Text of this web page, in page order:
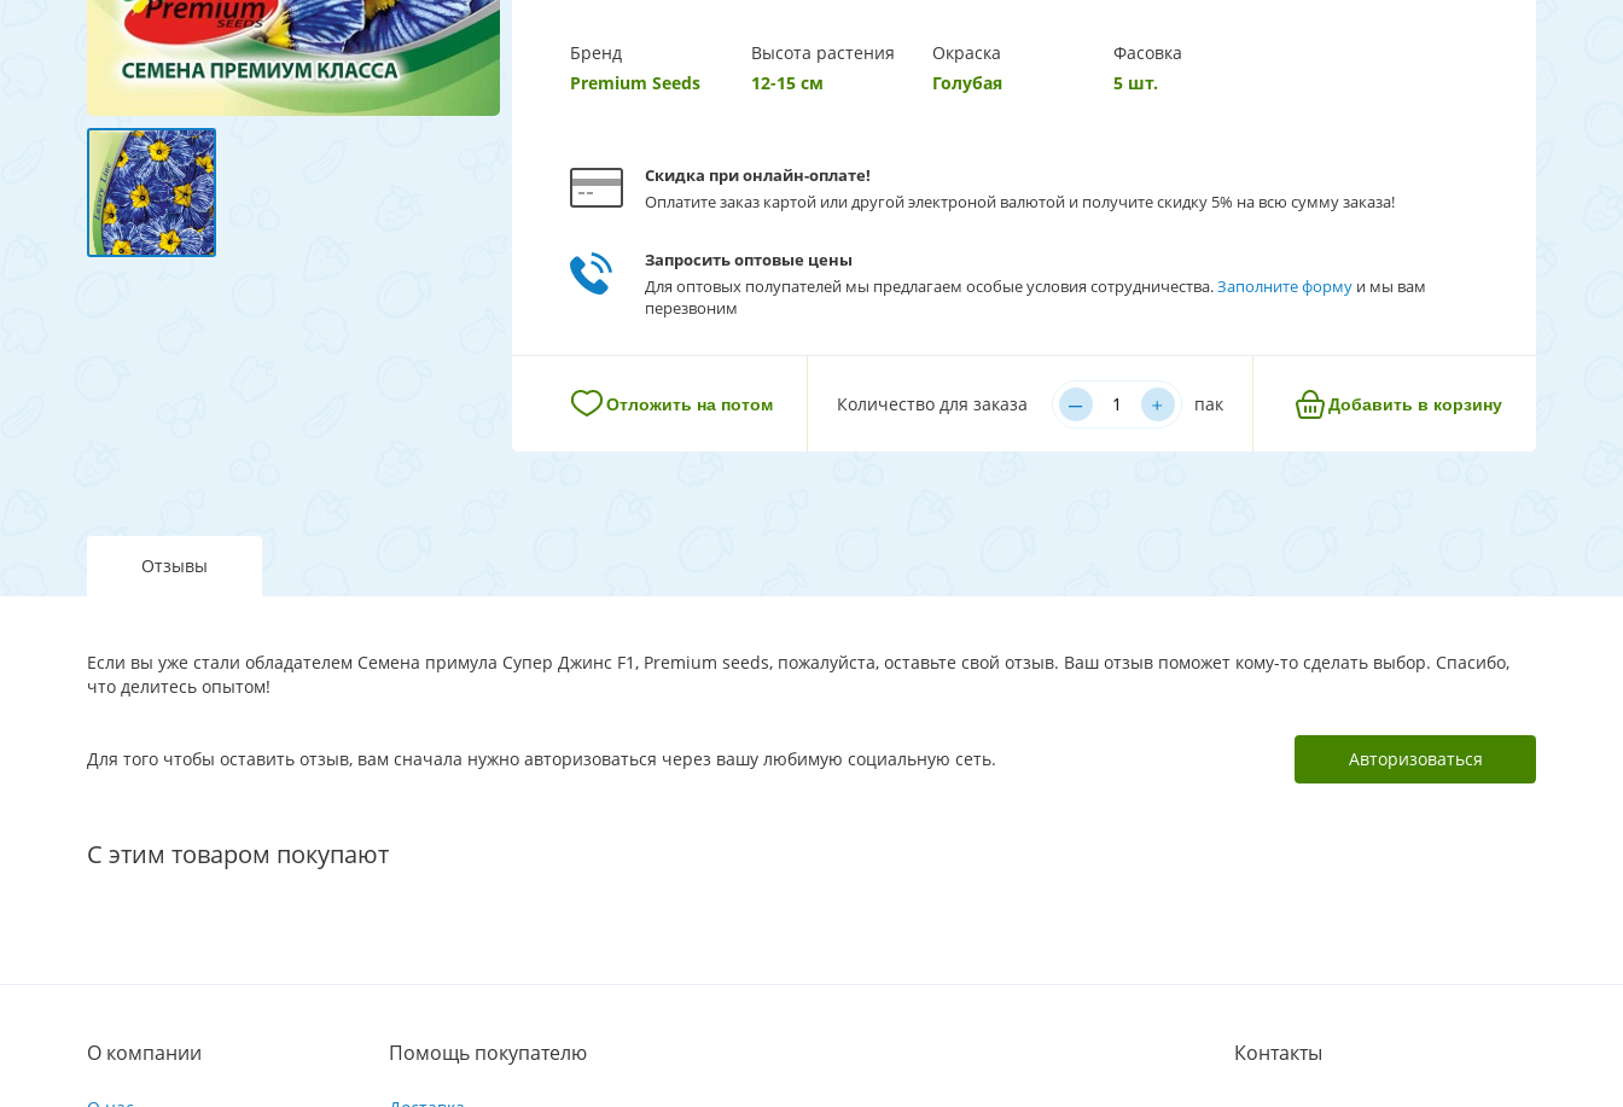
Бренд
Premium Seeds
Высота растения
12-15 см
Окраска
Голубая
Фасовка
5 шт.
Скидка при онлайн-оплате!
Оплатите заказ картой или другой электроной валютой и получите скидку 5% на всю сумму заказа!
Запросить оптовые цены
Для оптовых полупателей мы предлагаем особые условия сотрудничества.Заполните форму и мы вам
перезвоним
Отложить на потом Количество для заказа – ﹢ пак Добавить в корзину
Отзывы
Если вы уже стали обладателем Семена примула Супер Джинс F1, Premium seeds, пожалуйста, оставьте свой отзыв. Ваш отзыв поможет кому-то сделать выбор. Спасибо,
что делитесь опытом!
Для того чтобы оставить отзыв, вам сначала нужно авторизоваться через вашу любимую социальную сеть. Авторизоваться
С этим товаром покупают
О компании Помощь покупателю Контакты